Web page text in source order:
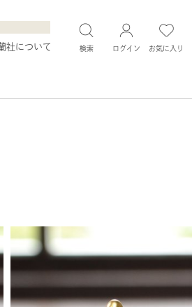
社について 検索 ログイン お気に入り